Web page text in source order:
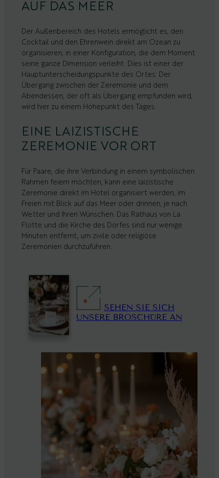
AUF DAS MEER
Der Außenbereich des Hotels ermöglicht es, den
Cocktail und den Ehrenwein direkt am Ozean zu
organisieren, in einer Konfiguration, die dem Moment
seine ganze Dimension verleiht. Dies ist einer der
Hauptunterscheidungspunkte des Ortes: Der
Übergang zwischen der Zeremonie und dem
Abendessen, der oft als Übergang empfunden wird,
wird hier zu einem Höhepunkt des Tages.
EINE LAIZISTISCHE
ZEREMONIE VOR ORT
Für Paare, die ihre Verbindung in einem symbolischen
Rahmen feiern möchten, kann eine laizistische
Zeremonie direkt im Hotel organisiert werden, im
Freien mit Blick auf das Meer oder drinnen, je nach
Wetter und Ihren Wünschen. Das Rathaus von La
Flotte und die Kirche des Dorfes sind nur wenige
Minuten entfernt, um zivile oder religiöse
Zeremonien durchzuführen.
SEHEN SIE SICH
UNSERE BROSCHÜRE AN